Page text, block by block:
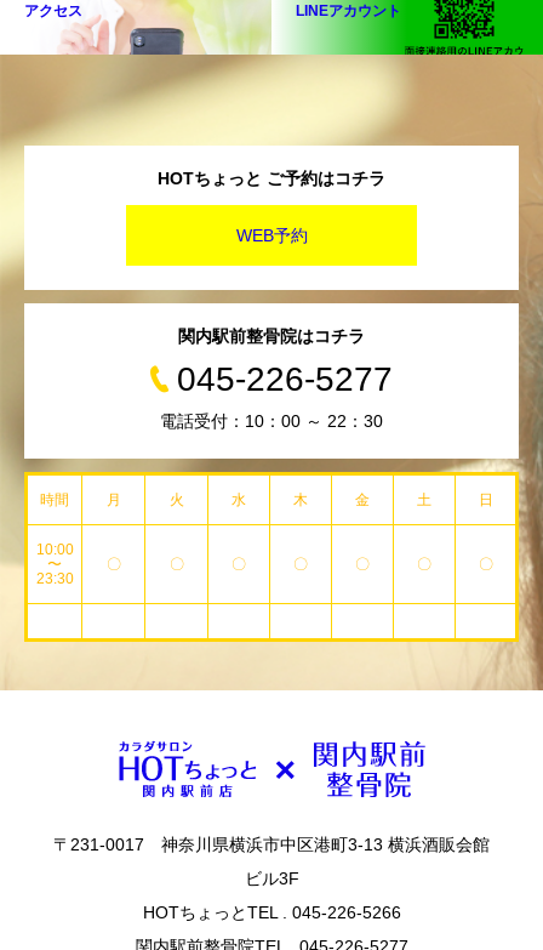
アクセス LINEアカウント
HOTちょっと ご予約はコチラ
WEB予約
関内駅前整骨院はコチラ
045-226-5277
電話受付：10：00 ～ 22：30
時間 月 火 水 木 金 土 日
10:00
〜
23:30
〇 〇 〇 〇 〇 〇 〇
〒231-0017 神奈川県横浜市中区港町3-13 横浜酒販会館
ビル3F
HOTちょっとTEL . 045-226-5266